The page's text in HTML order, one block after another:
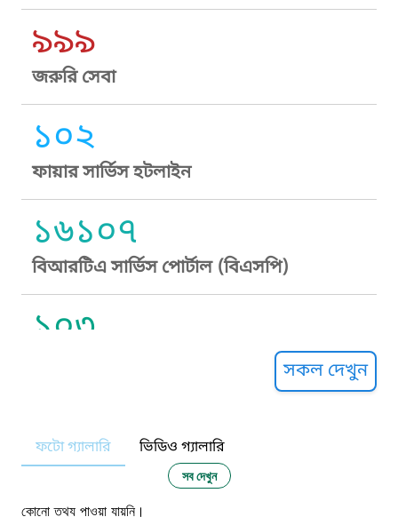
৯৯৯
জরুরি সেবা
১০২
ফায়ার সার্ভিস হটলাইন
১৬১০৭
বিআরটিএ সার্ভিস পোর্টাল (বিএসপি)
১০৩
নারী ও শিশু নির্যাতন প্রতিরোধ
সকল দেখুন
ফটো গ্যালারি ভিডিও গ্যালারি
সব দেখুন
কোনো তথ্য পাওয়া যায়নি।